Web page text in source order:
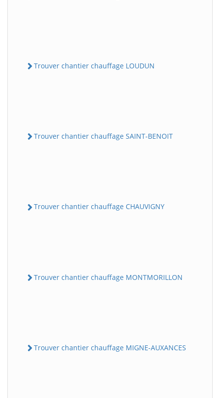
Trouver chantier chauffage LOUDUN
Trouver chantier chauffage SAINT-BENOIT
Trouver chantier chauffage CHAUVIGNY
Trouver chantier chauffage MONTMORILLON
Trouver chantier chauffage MIGNE-AUXANCES